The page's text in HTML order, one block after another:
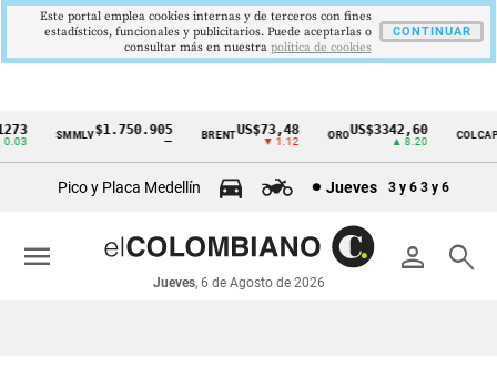
Cintillo
económicos
Colombia
SMMLV$1.750.905 BRENTUS$73,48
▼ 1.12
OROUS$3342,60
▲ 8.20
COLCAP
Pico y Placa Medellín Jueves 3 y 6 3 y 6
person search
Jueves, 6 de Agosto de 2026
menu
Este portal emplea cookies internas y de terceros con fines
estadísticos, funcionales y publicitarios. Puede aceptarlas o
consultar más en nuestra politica de cookies
CONTINUAR